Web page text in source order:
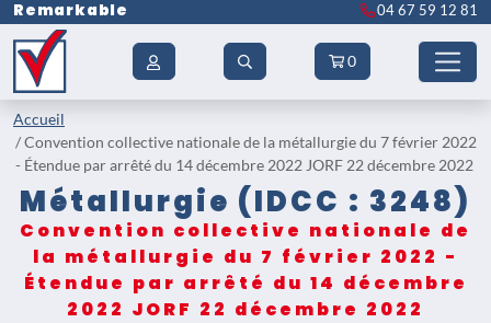
Remarkable 04 67 59 12 81
0
Accueil
Convention collective nationale de la métallurgie du 7 février 2022
- Étendue par arrêté du 14 décembre 2022 JORF 22 décembre 2022
Métallurgie (IDCC : 3248)
Convention collective nationale de
la métallurgie du 7 février 2022 -
Étendue par arrêté du 14 décembre
2022 JORF 22 décembre 2022